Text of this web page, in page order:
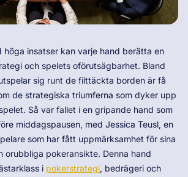
höga insatser kan varje hand berätta en
och spelets oförutsägbarhet. Bland
sig runt de filttäckta borden är få
de strategiska triumferna som dyker upp
Så var fallet i en gripande hand som
middagspausen, med Jessica Teusl, en
som har fått uppmärksamhet för sina
orubbliga pokeransikte. Denna hand
i pokerstrategi, bedrägeri och